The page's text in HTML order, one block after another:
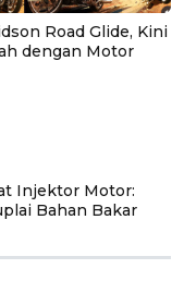
Road Glide, Kini
dengan Motor
Injektor Motor:
Bahan Bakar